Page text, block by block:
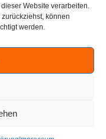
Website verarbeiten.
können
werden.